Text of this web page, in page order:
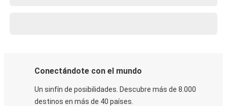
Conectándote con el mundo
Un sinfín de posibilidades. Descubre más de 8.000
destinos en más de 40 países.